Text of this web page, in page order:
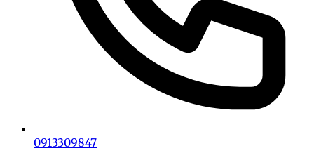
0913309847